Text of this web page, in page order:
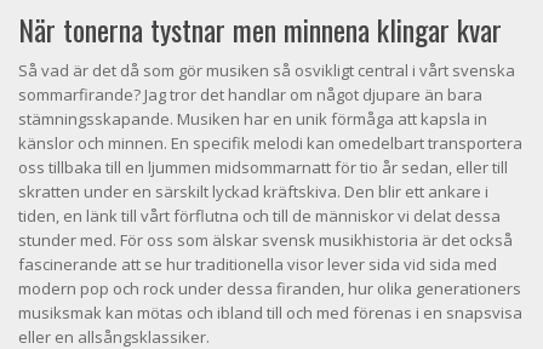
När tonerna tystnar men minnena klingar kvar
Så vad är det då som gör musiken så osvikligt central i vårt svenska
sommarfirande? Jag tror det handlar om något djupare än bara
stämningsskapande. Musiken har en unik förmåga att kapsla in
känslor och minnen. En specifik melodi kan omedelbart transportera
oss tillbaka till en ljummen midsommarnatt för tio år sedan, eller till
skratten under en särskilt lyckad kräftskiva. Den blir ett ankare i
tiden, en länk till vårt förflutna och till de människor vi delat dessa
stunder med. För oss som älskar svensk musikhistoria är det också
fascinerande att se hur traditionella visor lever sida vid sida med
modern pop och rock under dessa firanden, hur olika generationers
musiksmak kan mötas och ibland till och med förenas i en snapsvisa
eller en allsångsklassiker.